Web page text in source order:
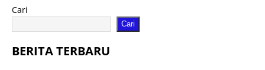
Cari
Cari
BERITA TERBARU